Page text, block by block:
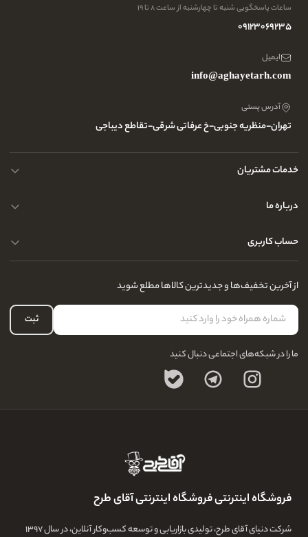
ساعات پاسخگویی شنبه تا چهارشنبه از ساعت ۸ تا ۱۹
09123069235
ایمیل
info@aghayetarh.com
آدرس پستی
تهران-منظریه جنوبی-خ عرفاتی شرقی-تقاطع دیباجی
خدمات مشتریان
محصولات چرم
حریم خصوصی کاربران
درباره ما
تماس با ما
سوالات متداول
درباره ما
پرسش و پاسخ های متداول
مجله و بلاگ
حساب کاربری
لیست علاقه‌مندی
حساب کاربری
از آخرین تخفیف‌ها و جدیدترین کالاها مطلع شوید
ثبت
ما را در شبکه‌های اجتماعی دنبال کنید
فروشگاه اینترنتی فروشگاه اینترنتی آقای طرح
شرکت دنیای آقای طرح، تولیدی بازاریابی و توسعه کسب‌وکار آنلاین، در سال ۱۳۹۷